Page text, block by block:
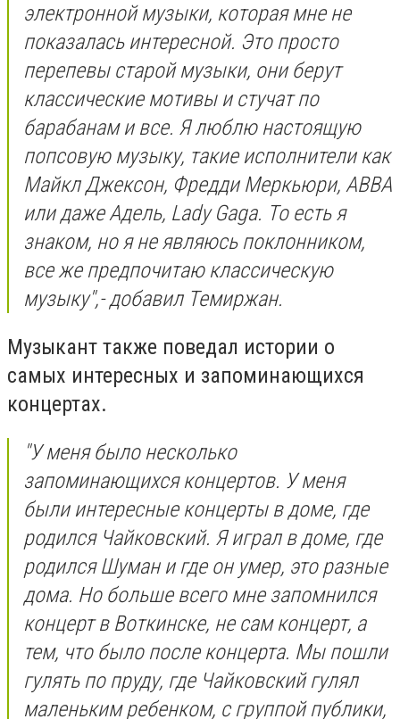
электронной музыки, которая мне не
показалась интересной. Это просто
перепевы старой музыки, они берут
классические мотивы и стучат по
барабанам и все. Я люблю настоящую
попсовую музыку, такие исполнители как
Майкл Джексон, Фредди Меркьюри, ABBA
или даже Aдель, Lady Gaga. То есть я
знаком, но я не являюсь поклонником,
все же предпочитаю классическую
музыку",- добавил Темиржан.
Музыкант также поведал истории о
самых интересных и запоминающихся
концертах.
"У меня было несколько
запоминающихся концертов. У меня
были интересные концерты в доме, где
родился Чайковский. Я играл в доме, где
родился Шуман и где он умер, это разные
дома. Но больше всего мне запомнился
концерт в Воткинске, не сам концерт, а
тем, что было после концерта. Мы пошли
гулять по пруду, где Чайковский гулял
маленьким ребенком, с группой публики,